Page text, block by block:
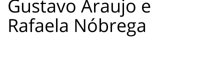
Gustavo Araujo e
Rafaela Nóbrega